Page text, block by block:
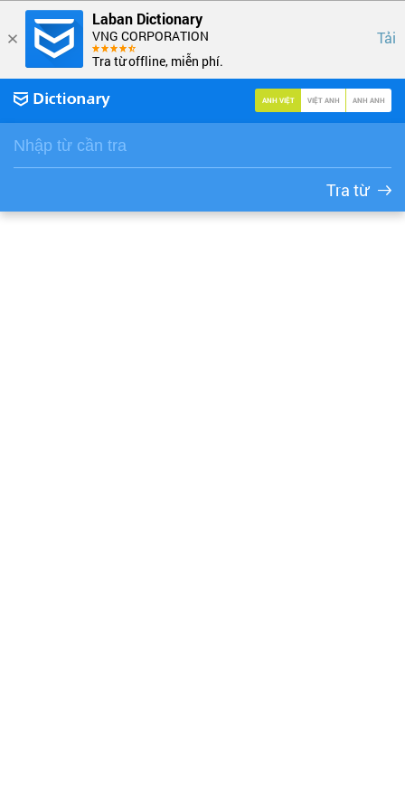
Laban Dictionary
VNG CORPORATION
Tra từ offline, miễn phí.
Tải
ANH VIỆT VIỆT ANH ANH ANH
Tra từ